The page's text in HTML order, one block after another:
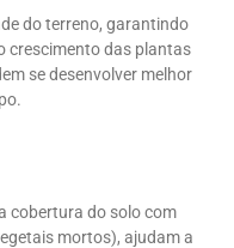
do terreno, garantindo
crescimento das plantas
se desenvolver melhor
cobertura do solo com
mortos), ajudam a